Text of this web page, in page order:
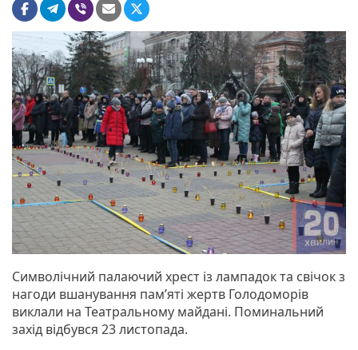
Символічний палаючий хрест із лампадок та свічок з
нагоди вшанування пам’яті жертв Голодоморів
виклали на Театральному майдані. Поминальний
захід відбувся 23 листопада.